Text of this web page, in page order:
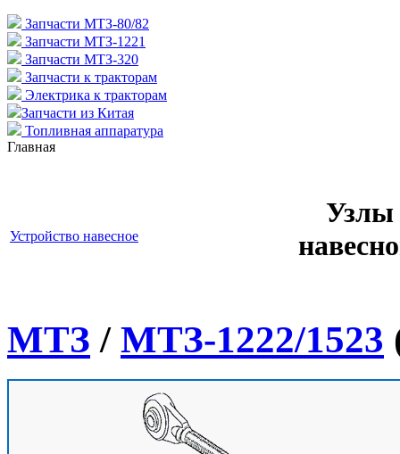
Запчасти МТЗ-80/82
Запчасти МТЗ-1221
Запчасти МТЗ-320
Запчасти к тракторам
Электрика к тракторам
Запчасти из Китая
Топливная аппаратура
Главная
Устройство навесное
Узлы
МТЗ / МТЗ-1222/1523